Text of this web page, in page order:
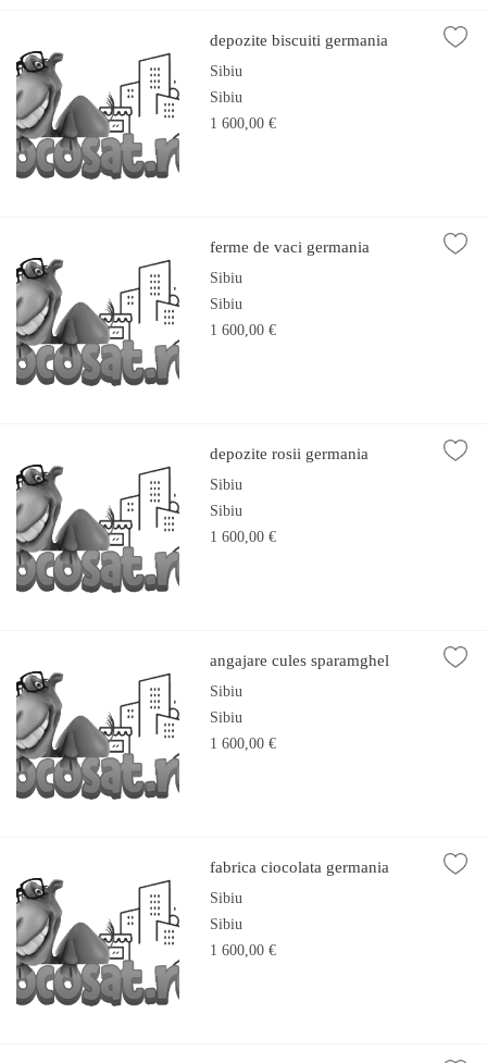
depozite biscuiti germania
Sibiu
Sibiu
1 600,00 €
ferme de vaci germania
Sibiu
Sibiu
1 600,00 €
depozite rosii germania
Sibiu
Sibiu
1 600,00 €
angajare cules sparamghel
Sibiu
Sibiu
1 600,00 €
fabrica ciocolata germania
Sibiu
Sibiu
1 600,00 €